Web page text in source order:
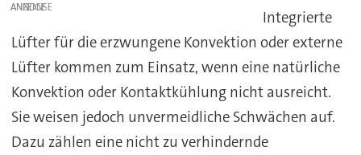
ANZEIGE
Integrierte
Lüfter für die erzwungene Konvektion oder externe
Lüfter kommen zum Einsatz, wenn eine natürliche
Konvektion oder Kontaktkühlung nicht ausreicht.
Sie weisen jedoch unvermeidliche Schwächen auf.
Dazu zählen eine nicht zu verhindernde